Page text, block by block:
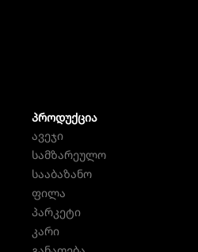
ᲞᲠᲝᲓᲣᲥᲪᲘᲐ
ავეჯი
სამზარეულო
სააბაზანო
ფილა
პარკეტი
კარი